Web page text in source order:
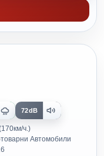
72dB
ч.)
Автомобили